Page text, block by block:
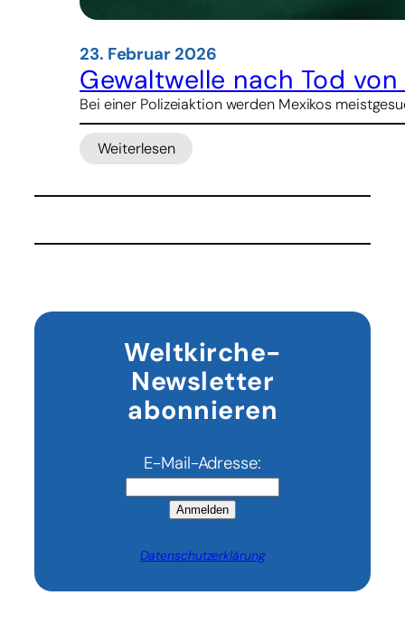
23. Februar 2026
Gewaltwelle nach Tod
Bei einer Polizeiaktion werden Mexikos
Weiterlesen
:
nach
erschüttert
Weltkirche-
Newsletter
abonnieren
E-Mail-Adresse:
Anmelden
Datenschutzerklärung